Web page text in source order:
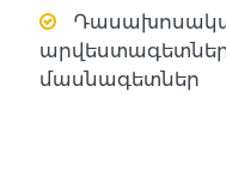
մասնագետներ